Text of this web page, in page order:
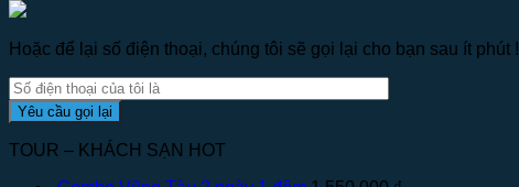
Hoặc để lại số điện thoại, chúng tôi sẽ gọi lại cho bạn sau ít phút !
TOUR – KHÁCH SẠN HOT